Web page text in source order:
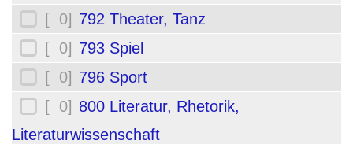
[ 0] 792 Theater, Tanz
[ 0] 793 Spiel
[ 0] 796 Sport
[ 0] 800 Literatur, Rhetorik,
Literaturwissenschaft